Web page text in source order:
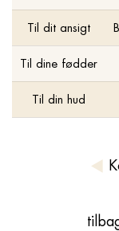
Til dit ansigt
Til dine fødder
Til din hud